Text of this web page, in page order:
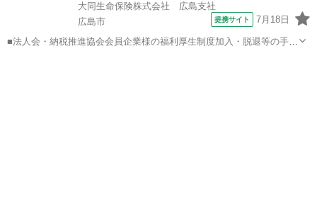
大同生命保険株式会社 広島支社
広島市
提携サイト 7月18日
■法人会・納税推進協会会員企業様の福利厚生制度加入・脱退等の手続